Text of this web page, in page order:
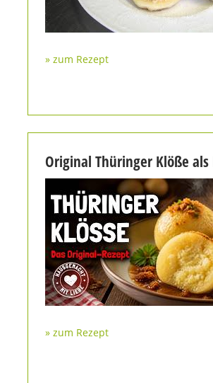
» zum Rezept
» zum Rezept